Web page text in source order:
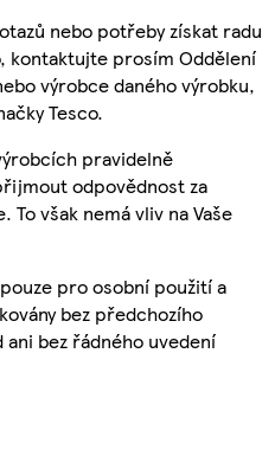
nebo potřeby získat radu
kontaktujte prosím Oddělení
výrobce daného výrobku,
Tesco.
pravidelně
odpovědnost za
však nemá vliv na Vaše
pro osobní použití a
bez předchozího
bez řádného uvedení